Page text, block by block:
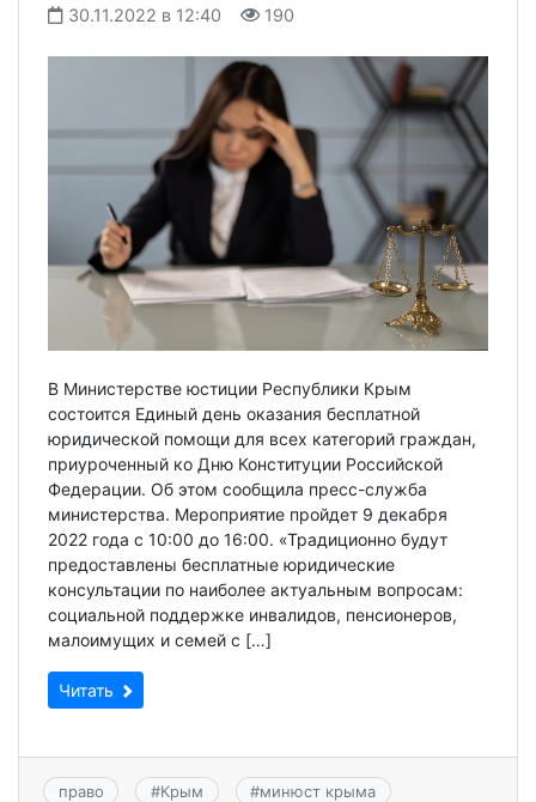
30.11.2022 в 12:40 190
В Министерстве юстиции Республики Крым
состоится Единый день оказания бесплатной
юридической помощи для всех категорий граждан,
приуроченный ко Дню Конституции Российской
Федерации. Об этом сообщила пресс-служба
министерства. Мероприятие пройдет 9 декабря
2022 года с 10:00 до 16:00. «Традиционно будут
предоставлены бесплатные юридические
консультации по наиболее актуальным вопросам:
социальной поддержке инвалидов, пенсионеров,
малоимущих и семей с […]
Читать
право #Крым #минюст крыма